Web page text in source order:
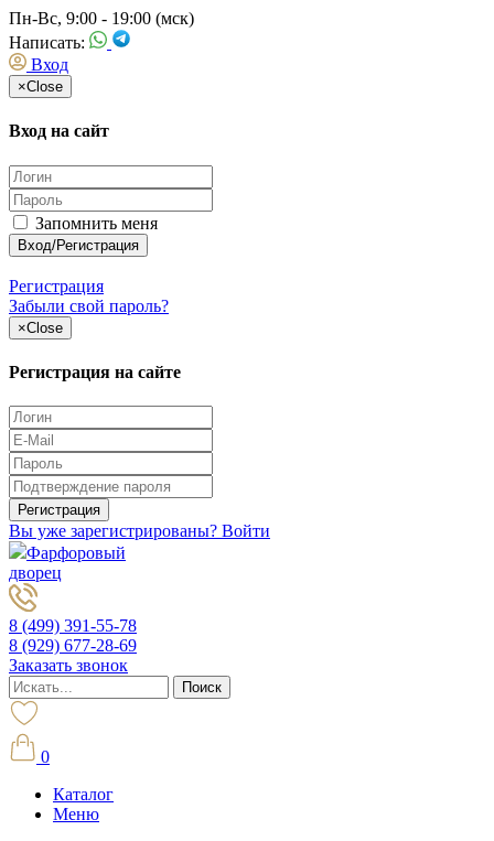
Пн-Вс, 9:00 - 19:00 (мск)
Написать:
Вход
×Close
Вход на сайт
Запомнить меня
Регистрация
Забыли свой пароль?
×Close
Регистрация на сайте
Вы уже зарегистрированы? Войти
Фарфоровый
дворец
8 (499) 391-55-78
8 (929) 677-28-69
Заказать звонок
0
Каталог
Меню